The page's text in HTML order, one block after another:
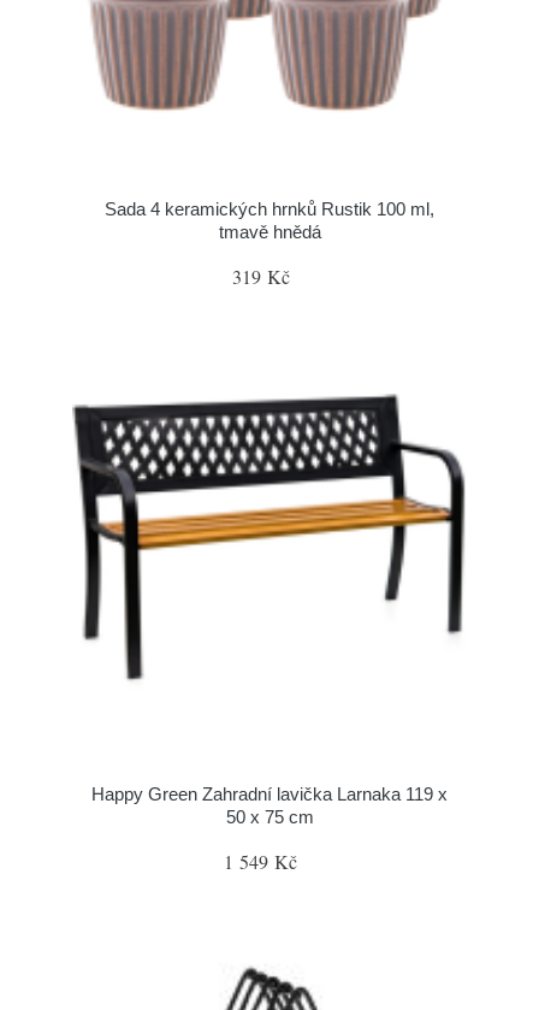
Sada 4 keramických hrnků Rustik 100 ml,
tmavě hnědá
319 Kč
Happy Green Zahradní lavička Larnaka 119 x
50 x 75 cm
1 549 Kč